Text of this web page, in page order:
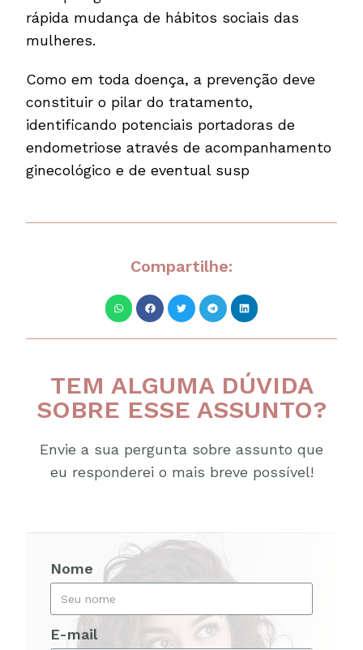
rápida mudança de hábitos sociais das
mulheres.
Como em toda doença, a prevenção deve
constituir o pilar do tratamento,
identificando potenciais portadoras de
endometriose através de acompanhamento
ginecológico e de eventual susp
Compartilhe:
TEM ALGUMA DÚVIDA
SOBRE ESSE ASSUNTO?
Envie a sua pergunta sobre assunto que
eu responderei o mais breve possível!
Nome
E-mail